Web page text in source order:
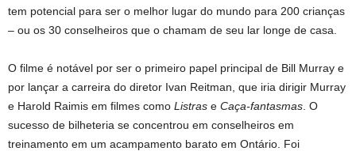
tem potencial para ser o melhor lugar do mundo para 200 crianças
– ou os 30 conselheiros que o chamam de seu lar longe de casa.
O filme é notável por ser o primeiro papel principal de Bill Murray e
por lançar a carreira do diretor Ivan Reitman, que iria dirigir Murray
e Harold Raimis em filmes como Listras e Caça-fantasmas . O
sucesso de bilheteria se concentrou em conselheiros em
treinamento em um acampamento barato em Ontário. Foi